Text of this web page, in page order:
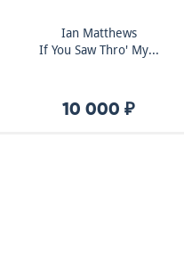
Ian Matthews
If You Saw Thro' My...
10 000 ₽